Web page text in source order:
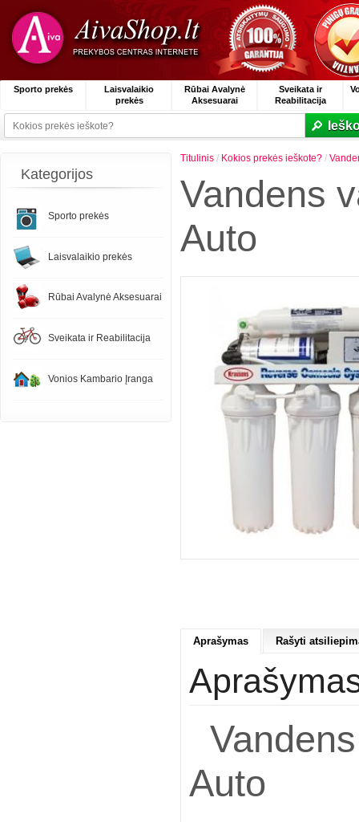
Sporto prekės
Laisvalaikio
prekės
Rūbai Avalynė
Aksesuarai
Sveikata ir
Reabilitacija
Kategorijos
Sporto prekės
Laisvalaikio prekės
Rūbai Avalynė Aksesuarai
Sveikata ir Reabilitacija
Vonios Kambario Įranga
Titulinis / Kokios prekės ieškote? /
Vandens
Auto
Aprašymas Rašyti
Auto